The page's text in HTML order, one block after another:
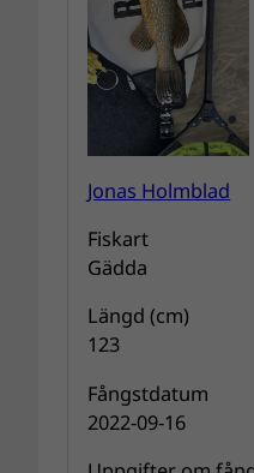
Jonas Holmblad
Fiskart
Gädda
Längd (cm)
123
Fångstdatum
2022-09-16